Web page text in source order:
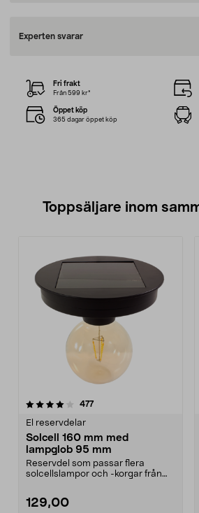
Experten svarar
Fri frakt
Från 599 kr*
Öppet köp
365 dagar öppet köp
Toppsäljare inom
477recensioner
El reservdelar
Solcell 160 mm med
lampglob 95 mm
Reservdel som passar flera
solcellslampor och -korgar från
129,00
4.5 av 5 stjärnor